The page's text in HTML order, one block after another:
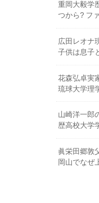
重岡大毅学
つから? フ
広田レオナ
子供は息子
花森弘卓実
琉球大学理
山崎洋一郎
歴高校大学
眞栄田郷敦
岡山でなぜ